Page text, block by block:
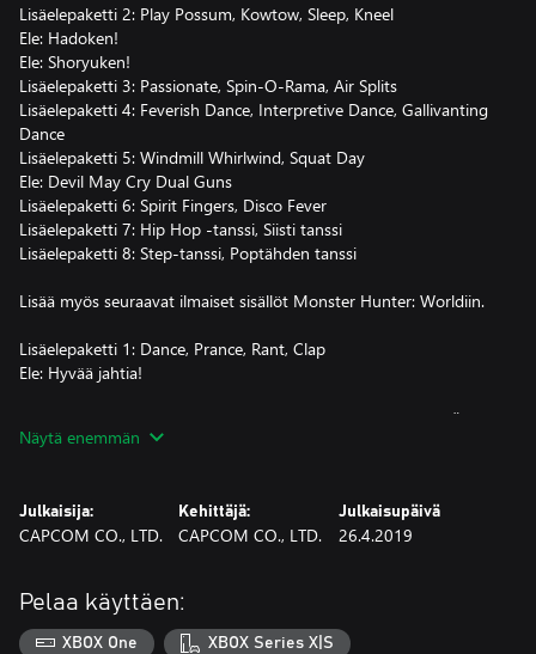
Lisäelepaketti 2: Play Possum, Kowtow, Sleep, Kneel
Ele: Hadoken!
Ele: Shoryuken!
Lisäelepaketti 3: Passionate, Spin-O-Rama, Air Splits
Lisäelepaketti 4: Feverish Dance, Interpretive Dance, Gallivanting
Dance
Lisäelepaketti 5: Windmill Whirlwind, Squat Day
Ele: Devil May Cry Dual Guns
Lisäelepaketti 6: Spirit Fingers, Disco Fever
Lisäelepaketti 7: Hip Hop -tanssi, Siisti tanssi
Lisäelepaketti 8: Step-tanssi, Poptähden tanssi
Lisää myös seuraavat ilmaiset sisällöt Monster Hunter: Worldiin.
Lisäelepaketti 1: Dance, Prance, Rant, Clap
Ele: Hyvää jahtia!
Huomaa, että tämän setin sisällöt voi ostaa myös erikseen. Älä
osta samaa sisältöä kahdesti.
Näytä enemmän
Julkaisija:
CAPCOM CO., LTD.
Kehittäjä:
CAPCOM CO., LTD.
Julkaisupäivä
26.4.2019
Pelaa käyttäen:
XBOX One XBOX Series X|S